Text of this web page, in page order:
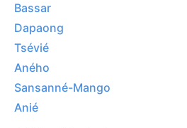
Bassar
Dapaong
Tsévié
Aného
Sansanné-Mango
Anié